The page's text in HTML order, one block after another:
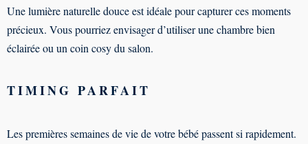
Une lumière naturelle douce est idéale pour capturer ces moments
précieux. Vous pourriez envisager d’utiliser une chambre bien
éclairée ou un coin cosy du salon.
TIMING PARFAIT
Les premières semaines de vie de votre bébé passent si rapidement.